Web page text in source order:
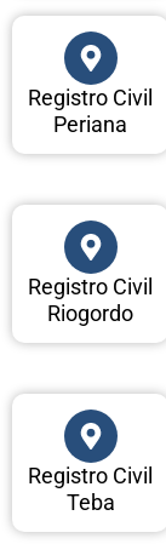
Registro Civil
Periana
Registro Civil
Riogordo
Registro Civil
Teba